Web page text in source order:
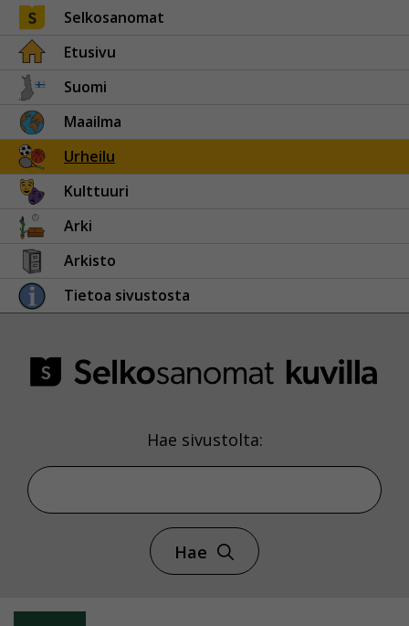
Selkosanomat
Etusivu
Suomi
Maailma
Urheilu
Kulttuuri
Arki
Arkisto
Tietoa sivustosta
Hae sivustolta:
Hae